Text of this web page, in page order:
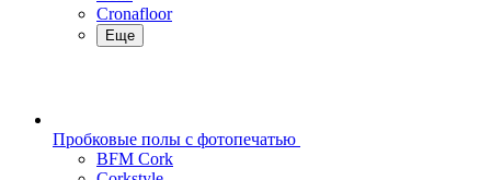
Cronafloor
Еще
Пробковые полы с фотопечатью
BFM Cork